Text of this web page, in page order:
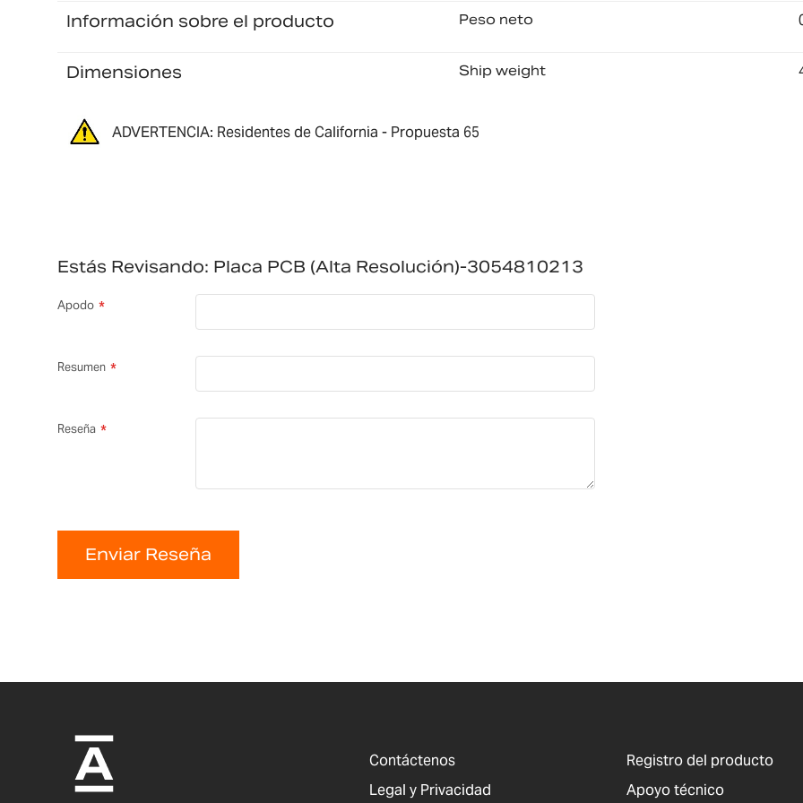
Información sobre el producto Peso neto
Dimensiones Ship weight
ADVERTENCIA: Residentes de California - Propuesta 65
Estás Revisando: Placa PCB (alta Resolución)-3054810213
Apodo
Resumen
Reseña
Enviar Reseña
Contáctenos
Legal y Privacidad
Registro del producto
Apoyo técnico